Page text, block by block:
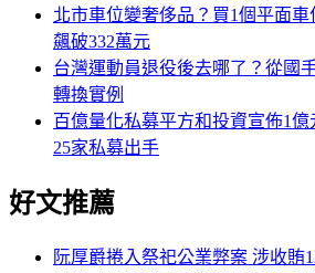
北市車位變奢侈品？買1個平面
飆破332萬元
台灣運動員退役後去哪了？從國
轉換實例
百億量化私募平方和投資宣佈1
25家私募出手
好文推薦
阮厚爵捲入祭祀公業弊案 涉收賄